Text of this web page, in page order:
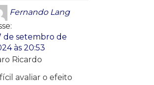
Fernando Lang
de setembro de
às 20:53
Ricardo
avaliar o efeito